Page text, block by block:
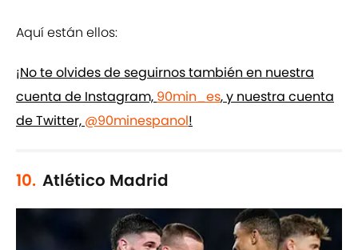
Aquí están ellos:
¡No te olvides de seguirnos también en nuestra
cuenta de Instagram, 90min_es, y nuestra cuenta
de Twitter, @90minespanol!
10. Atlético Madrid